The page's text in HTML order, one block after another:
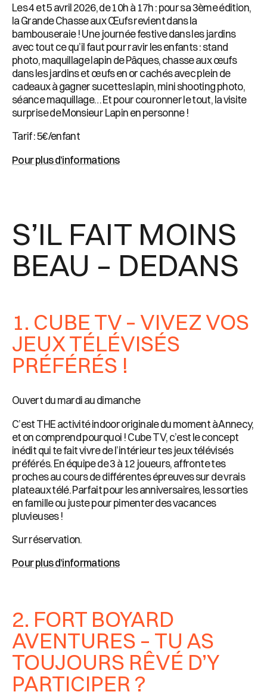
Les 4 et 5 avril 2026, de 10h à 17h : pour sa 3ème édition,
la Grande Chasse aux Œufs revient dans la
bambouseraie ! Une journée festive dans les jardins
avec tout ce qu’il faut pour ravir les enfants : stand
photo, maquillage lapin de Pâques, chasse aux œufs
dans les jardins et œufs en or cachés avec plein de
cadeaux à gagner sucettes lapin, mini shooting photo,
séance maquillage… Et pour couronner le tout, la visite
surprise de Monsieur Lapin en personne !
Tarif : 5€/enfant
Pour plus d’informations
S’IL FAIT MOINS
BEAU – DEDANS
1. CUBE TV – VIVEZ VOS
JEUX TÉLÉVISÉS
PRÉFÉRÉS !
Ouvert du mardi au dimanche
C’est THE activité indoor originale du moment à Annecy,
et on comprend pourquoi ! Cube TV, c’est le concept
inédit qui te fait vivre de l’intérieur tes jeux télévisés
préférés. En équipe de 3 à 12 joueurs, affronte tes
proches au cours de différentes épreuves sur de vrais
plateaux télé. Parfait pour les anniversaires, les sorties
en famille ou juste pour pimenter des vacances
pluvieuses !
Sur réservation.
Pour plus d’informations
2. FORT BOYARD
AVENTURES – TU AS
TOUJOURS RÊVÉ D’Y
PARTICIPER ?